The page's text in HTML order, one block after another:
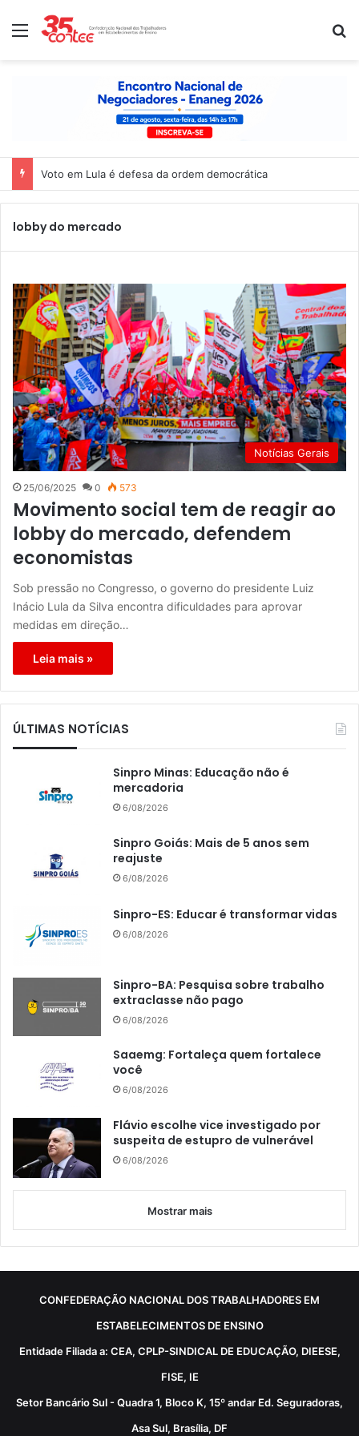
Menu
Voto em Lula é defesa da ordem democrática
lobby do mercado
Notícias Gerais
25/06/2025 0 573
Movimento social tem de reagir ao
lobby do mercado, defendem
economistas
Sob pressão no Congresso, o governo do presidente Luiz
Inácio Lula da Silva encontra dificuldades para aprovar
medidas em direção…
Leia mais »
ÚLTIMAS NOTÍCIAS
Sinpro Minas: Educação não é
mercadoria
6/08/2026
Sinpro Goiás: Mais de 5 anos sem
reajuste
6/08/2026
Sinpro-ES: Educar é transformar vidas
6/08/2026
Sinpro-BA: Pesquisa sobre trabalho
extraclasse não pago
6/08/2026
Saaemg: Fortaleça quem fortalece
você
6/08/2026
Flávio escolhe vice investigado por
suspeita de estupro de vulnerável
6/08/2026
Mostrar mais
CONFEDERAÇÃO NACIONAL DOS TRABALHADORES EM
ESTABELECIMENTOS DE ENSINO
Entidade Filiada a: CEA, CPLP-SINDICAL DE EDUCAÇÃO, DIEESE,
FISE, IE
Setor Bancário Sul - Quadra 1, Bloco K, 15º andar Ed. Seguradoras,
Asa Sul, Brasília, DF